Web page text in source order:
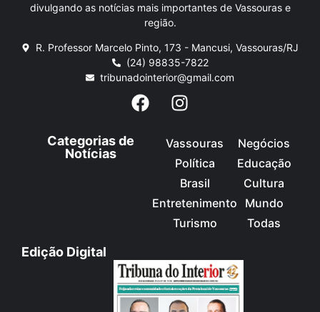
divulgando as notícias mais importantes de Vassouras e
região.
R. Professor Marcelo Pinto, 173 - Mancusi, Vassouras/RJ
(24) 98835-7822
tribunadointerior@gmail.com
Categorias de
Notícias
Vassouras
Política
Brasil
Entretenimento
Turismo
Negócios
Educação
Cultura
Mundo
Todas
Edição Digital